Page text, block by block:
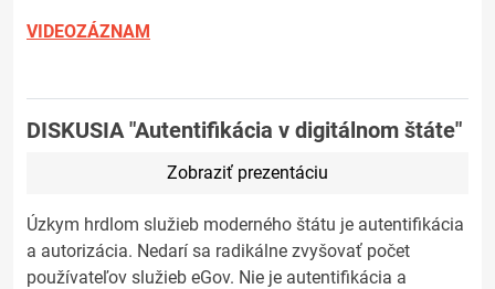
VIDEOZÁZNAM
DISKUSIA "Autentifikácia v digitálnom štáte"
Zobraziť prezentáciu
Úzkym hrdlom služieb moderného štátu je autentifikácia
a autorizácia. Nedarí sa radikálne zvyšovať počet
používateľov služieb eGov. Nie je autentifikácia a